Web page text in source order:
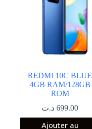
REDMI 10C BLUE
4GB RAM/128GB
ROM
699.00 د.ت
Ajouter au